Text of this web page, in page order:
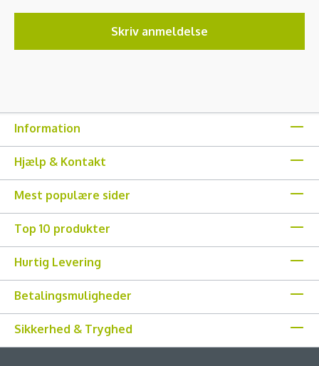
Skriv anmeldelse
Information
Hjælp & Kontakt
Mest populære sider
Top 10 produkter
Hurtig Levering
Betalingsmuligheder
Sikkerhed & Tryghed